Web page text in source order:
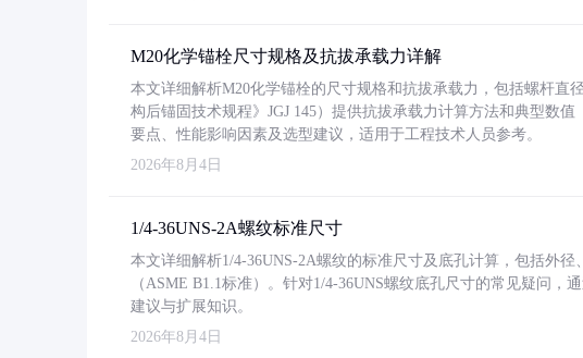
M20化学锚栓尺寸规格及抗拔承载力详解
本文详细解析M20化学锚栓的尺寸规格和抗拔承载力，包括螺杆直
构后锚固技术规程》JGJ 145）提供抗拔承载力计算方法和典型数
要点、性能影响因素及选型建议，适用于工程技术人员参考。
2026年8月4日
1/4-36UNS-2A螺纹标准尺寸
本文详细解析1/4-36UNS-2A螺纹的标准尺寸及底孔计算，包括外
（ASME B1.1标准）。针对1/4-36UNS螺纹底孔尺寸的常见疑问
建议与扩展知识。
2026年8月4日